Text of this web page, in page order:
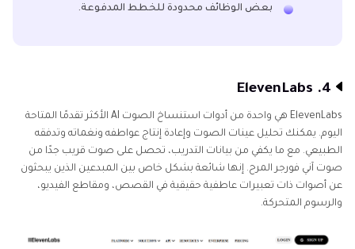
بعض الوظائف محدودة للخطط المدفوعة.
4. ElevenLabs
ElevenLabs هي واحدة من أدوات استنساخ الصوت AI الأكثر تقدمًا المتاحة
اليوم. يمكنك تحليل عينات الصوت وإعادة إنتاج عواطفه ونغماته وتدفقه
الطبيعي. مع ما يكفي من بيانات التدريب، تحصل على صوت قريب جدًا من
صوت آني فورجر المرح. إنها شائعة بشكل خاص بين المبدعين الذين يبحثون
عن أصوات ذات تعبيرات عاطفية حقيقية في القصص، ومقاطع الفيديو،
والرسوم المتحركة.